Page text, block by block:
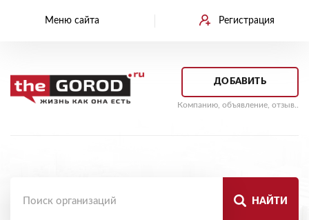
Меню сайта Регистрация
ДОБАВИТЬ
Компанию, объявление, отзыв..
НАЙТИ